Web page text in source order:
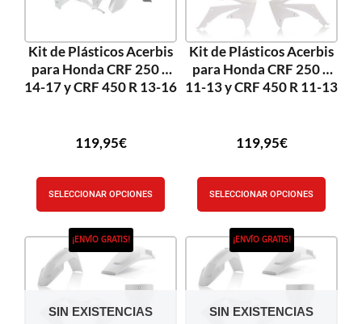
Kit de Plásticos Acerbis
para Honda CRF 250 R
14-17 y CRF 450 R 13-16
119,95€
SELECCIONAR OPCIONES
Kit de Plásticos Acerbis
para Honda CRF 250 R
11-13 y CRF 450 R 11-13
119,95€
SELECCIONAR OPCIONES
SIN EXISTENCIAS
¡ENVÍO GRATIS!
SIN EXISTENCIAS
¡ENVÍO GRATIS!